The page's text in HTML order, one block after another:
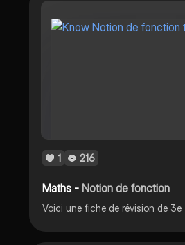
1 216
Maths -Notion de fonction
Voici une fiche de révision de 3e